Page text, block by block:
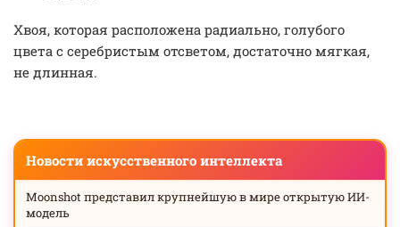
Хвоя, которая расположена радиально, голубого
цвета с серебристым отсветом, достаточно мягкая,
не длинная.
Новости искусственного интеллекта
Moonshot представил крупнейшую в мире открытую ИИ-
модель